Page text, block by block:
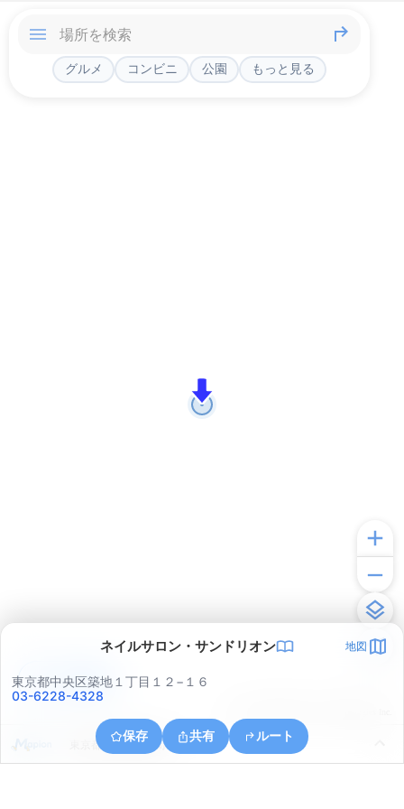
グルメ コンビニ 公園 もっと見る
ネイルサロン・サンドリオン 地図
東京都中央区築地１丁目１２−１６
03-6228-4328
保存 共有 ルート
東京都中央区明石町１
アプリで見る